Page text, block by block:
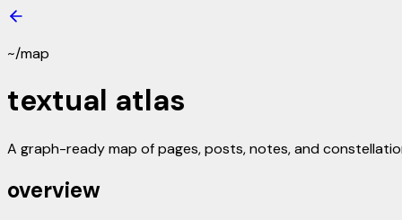
~/map
textual atlas
A graph-ready map of pages, posts, notes, and
overview